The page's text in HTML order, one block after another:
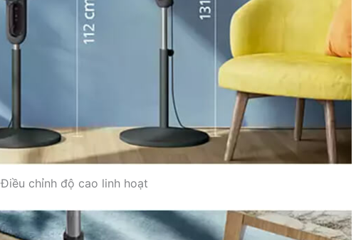
Điều chỉnh độ cao linh hoạt